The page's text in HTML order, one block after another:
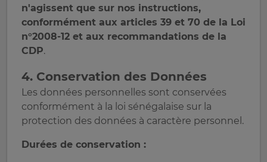
n'agissent que sur nos instructions,
conformément aux articles 39 et 70 de la Loi
n°2008-12 et aux recommandations de la
CDP.
4. Conservation des Données
Les données personnelles sont conservées
conformément à la loi sénégalaise sur la
protection des données à caractère personnel.
Durées de conservation :